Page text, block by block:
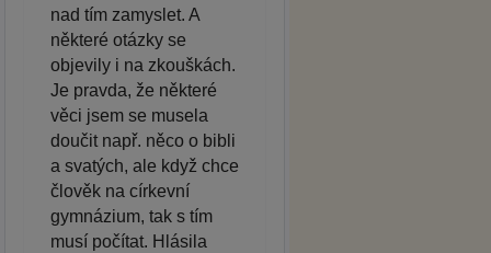
nad tím zamyslet. A
některé otázky se
objevily i na zkouškách.
Je pravda, že některé
věci jsem se musela
doučit např. něco o bibli
a svatých, ale když chce
člověk na církevní
gymnázium, tak s tím
musí počítat. Hlásila